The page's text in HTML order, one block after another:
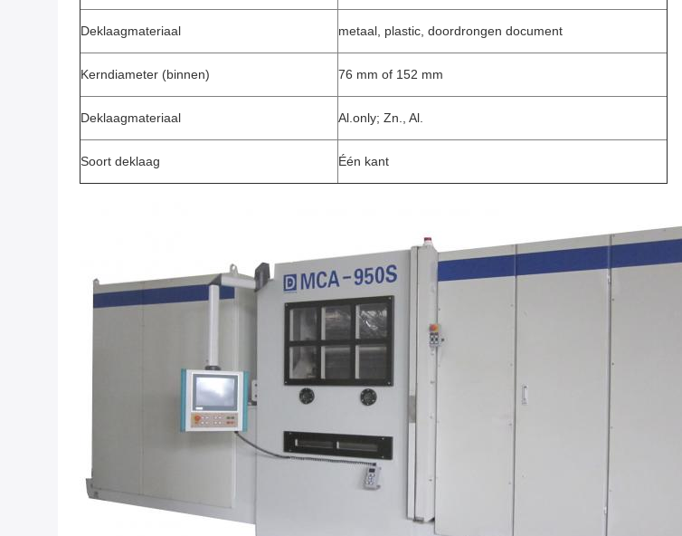
Deklaagmateriaal metaal, plastic, doordrongen document
Kerndiameter (binnen) 76 mm of 152 mm
Deklaagmateriaal Al.only; Zn., Al.
Soort deklaag Één kant